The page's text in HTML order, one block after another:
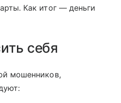
Как итог — деньги
себя
мошенников,